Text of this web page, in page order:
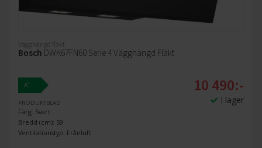
Vägghängd fläkt
Bosch DWK67FN60 Serie 4 Vägghängd Fläkt
A+
PRODUKTBLAD
Färg: Svart
Bredd (cm): 59
Ventilationstyp: Frånluft
10 490:-
I lager